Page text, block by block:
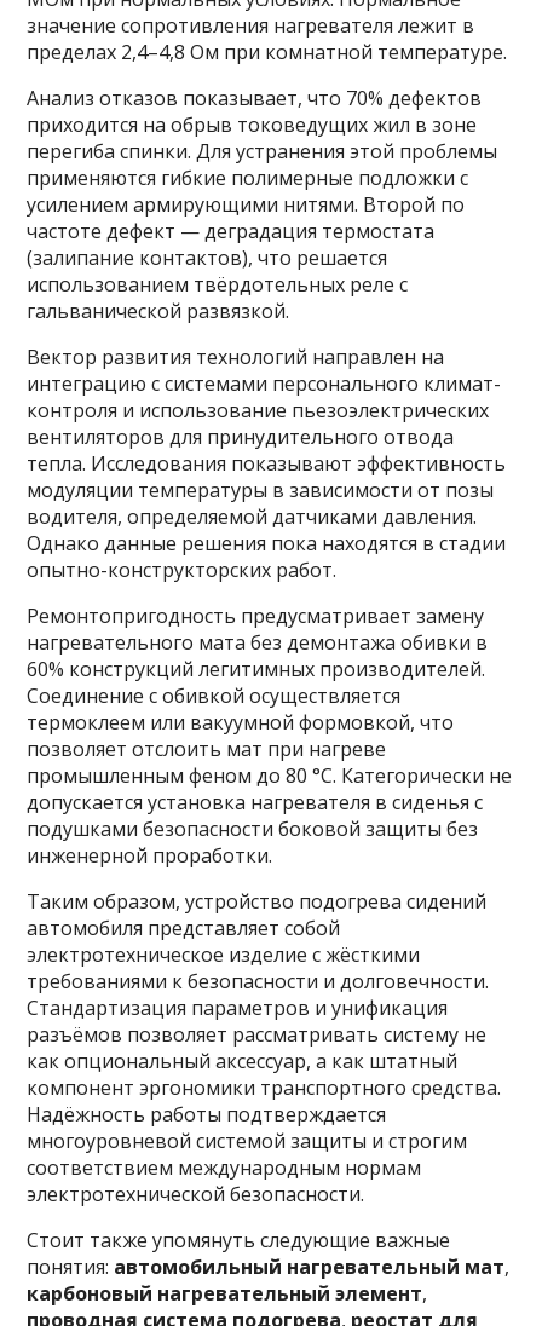
значение сопротивления нагревателя лежит в
пределах 2,4–4,8 Ом при комнатной температуре.
Анализ отказов показывает, что 70% дефектов
приходится на обрыв токоведущих жил в зоне
перегиба спинки. Для устранения этой проблемы
применяются гибкие полимерные подложки с
усилением армирующими нитями. Второй по
частоте дефект — деградация термостата
(залипание контактов), что решается
использованием твёрдотельных реле с
гальванической развязкой.
Вектор развития технологий направлен на
интеграцию с системами персонального климат-
контроля и использование пьезоэлектрических
вентиляторов для принудительного отвода
тепла. Исследования показывают эффективность
модуляции температуры в зависимости от позы
водителя, определяемой датчиками давления.
Однако данные решения пока находятся в стадии
опытно-конструкторских работ.
Ремонтопригодность предусматривает замену
нагревательного мата без демонтажа обивки в
60% конструкций легитимных производителей.
Соединение с обивкой осуществляется
термоклеем или вакуумной формовкой, что
позволяет отслоить мат при нагреве
промышленным феном до 80 °C. Категорически не
допускается установка нагревателя в сиденья с
подушками безопасности боковой защиты без
инженерной проработки.
Таким образом, устройство подогрева сидений
автомобиля представляет собой
электротехническое изделие с жёсткими
требованиями к безопасности и долговечности.
Стандартизация параметров и унификация
разъёмов позволяет рассматривать систему не
как опциональный аксессуар, а как штатный
компонент эргономики транспортного средства.
Надёжность работы подтверждается
многоуровневой системой защиты и строгим
соответствием международным нормам
электротехнической безопасности.
Стоит также упомянуть следующие важные
понятия: автомобильный нагревательный мат,
карбоновый нагревательный элемент,
проводная система подогрева, реостат для